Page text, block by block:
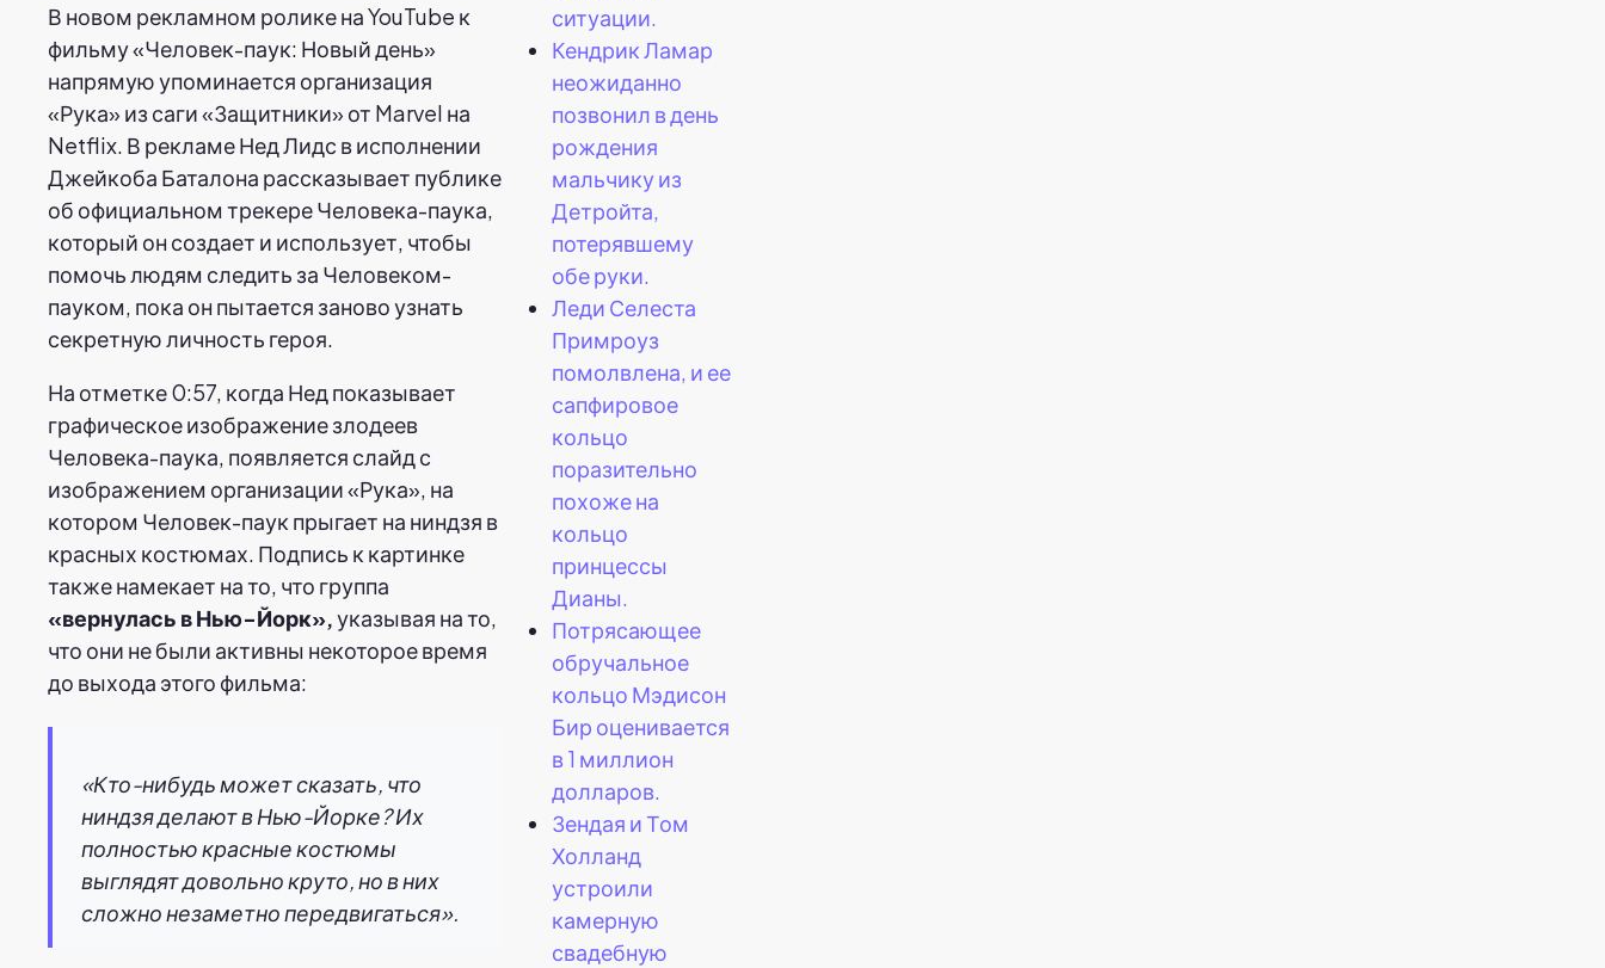
В новом рекламном ролике на YouTube к
фильму «Человек-паук: Новый день»
напрямую упоминается организация
«Рука» из саги «Защитники» от Marvel на
Netflix. В рекламе Нед Лидс в исполнении
Джейкоба Баталона рассказывает публике
об официальном трекере Человека-паука,
который он создает и использует, чтобы
помочь людям следить за Человеком-
пауком, пока он пытается заново узнать
секретную личность героя.
На отметке 0:57, когда Нед показывает
графическое изображение злодеев
Человека-паука, появляется слайд с
изображением организации «Рука», на
котором Человек-паук прыгает на ниндзя в
красных костюмах. Подпись к картинке
также намекает на то, что группа
«вернулась в Нью-Йорк»,указывая на то,
что они не были активны некоторое время
до выхода этого фильма:
«Кто-нибудь может сказать, что
ниндзя делают в Нью-Йорке? Их
полностью красные костюмы
выглядят довольно круто, но в них
сложно незаметно передвигаться».
ситуации.
Кендрик Ламар
неожиданно
позвонил в день
рождения
мальчику из
Детройта,
потерявшему
обе руки.
Леди Селеста
Примроуз
помолвлена, и ее
сапфировое
кольцо
поразительно
похоже на
кольцо
принцессы
Дианы.
Потрясающее
обручальное
кольцо Мэдисон
Бир оценивается
в 1 миллион
долларов.
Зендая и Том
Холланд
устроили
камерную
свадебную